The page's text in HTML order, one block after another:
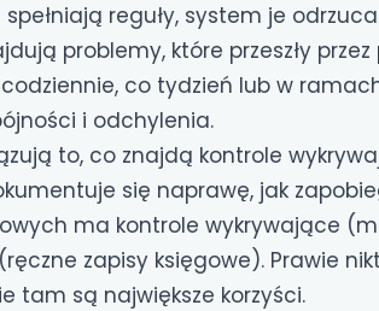
reguły, system je
problemy, które przeszły przez
co tydzień lub w
i odchylenia.
to, co znajdą kontrole
się naprawę, jak
ma kontrole wykrywające
zapisy księgowe). Prawie
tam są największe korzyści.